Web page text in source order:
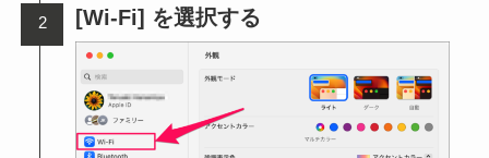
[Wi-Fi] を選択する